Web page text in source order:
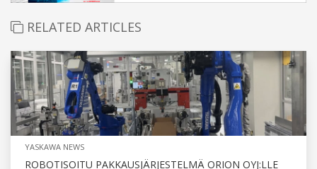
RELATED ARTICLES
YASKAWA NEWS
ROBOTISOITU PAKKAUSJÄRJESTELMÄ ORION OYJ:LLE